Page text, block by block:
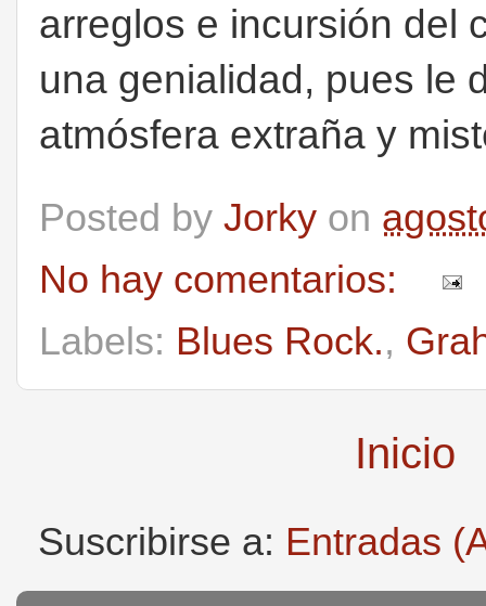
arreglos e incursión del
una genialidad, pues le
atmósfera extraña y
Posted by Jorky on
No hay comentarios:
Labels: Blues Rock.,
Inicio
Suscribirse a: Entradas